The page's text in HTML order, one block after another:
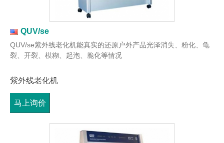
QUV/se
QUV/se紫外线老化机能真实的还原户外产品光泽消失、粉化、龟
裂、开裂、模糊、起泡、脆化等情况
紫外线老化机
马上询价